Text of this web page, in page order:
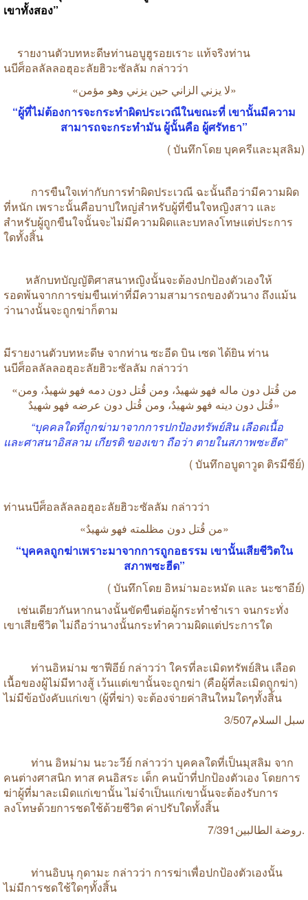
เขาทั้งสอง”
รายงานตัวบทหะดีษท่านอบูฮูรอยเราะ แท้จริงท่าน
นบีศ็อลลัลลอฮุอะลัยฮิวะซัลลัม กล่าวว่า
«
لا يزني الزاني حين يزني وهو مؤمن
»
“ผู้ที่ไม่ต้องการจะกระทำผิดประเวณีในขณะที่ เขานั้นมีความ
สามารถจะกระทำมัน ผู้นั้นคือ ผู้ศรัทธา”
(บันทึกโดย บุคครีและมุสลิม)
การขืนใจเท่ากับการทำผิดประเวณี ฉะนั้นถือว่ามีความผิด
ที่หนัก เพราะนั้นคือบาปใหญ่สำหรับผู้ที่ขืนใจหญิงสาว และ
สำหรับผู้ถูกขืนใจนั้นจะไม่มีความผิดและบทลงโทษแต่ประการ
ใดทั้งสิ้น
หลักบทบัญญัติศาสนาหญิงนั้นจะต้องปกป้องตัวเองให้
รอดพ้นจากการข่มขืนเท่าที่มีความสามารถของตัวนาง ถึงแม้น
ว่านางนั้นจะถูกฆ่าก็ตาม
มีรายงานตัวบทหะดีษ จากท่านซะอีดบิน เซดได้ยินท่าน
นบีศ็อลลัลลอฮุอะลัยฮิวะซัลลัม กล่าวว่า
«
من قُتل دون ماله فهو شهيدٌ، ومن قُتل دون دمه فهو شهيدٌ، ومن
قُتل دون دينه فهو شهيدٌ، ومن قُتل دون عرضه فهو شهيدٌ
»
“บุคคลใดที่ถูกฆ่ามาจากการปกป้องทรัพย์สิน เลือดเนื้อ
และศาสนาอิสลาม เกียรติ ของเขา ถือว่า ตายในสภาพซะฮีด”
(บันทึกอบูดาวูด ติรมีซีย์)
ท่านนบีศ็อลลัลลอฮุอะลัยฮิวะซัลลัม กล่าวว่า
«
من قُتل دون مظلمته فهو شهيدٌ
»
“บุคคลถูกฆ่าเพราะมาจากการถูกอธรรม เขานั้นเสียชีวิตใน
สภาพซะฮีด”
(บันทึกโดย อิหม่ามอะหมัด และ นะซาอีย์)
เช่นเดียวกันหากนางนั้นขัดขืนต่อผู้กระทำชำเรา จนกระทั่ง
เขาเสียชีวิตไม่ถือว่านางนั้นกระทำความผิดแต่ประการใด
ท่านอิหม่าม ซาฟีอีย์ กล่าวว่า ใครที่ละเมิดทรัพย์สิน เลือด
เนื้อของผู้ไม่มีทางสู้ เว้นแต่เขานั้นจะถูกฆ่า (คือผู้ที่ละเมิดถูกฆ่า)
ไม่มีข้อบังคับแก่เขา (ผู้ที่ฆ่า) จะต้องจ่ายค่าสินใหมใดๆทั้งสิ้น
سبل السلام3/507
ท่าน อิหม่าม นะวะวีย์ กล่าวว่า บุคคลใดที่เป็นมุสลิม จาก
คนต่างศาสนิก ทาส คนอิสระ เด็ก คนบ้าที่ปกป้องตัวเอง โดยการ
ฆ่าผู้ที่มาละเมิดแก่เขานั้นไม่จำเป็นแก่เขานั้นจะต้องรับการ
ลงโทษด้วยการชดใช้ด้วยชีวิต ค่าปรับใดทั้งสิ้น
روضة الطالبين 7/391.
ท่านอิบนุ กุดามะ กล่าวว่า การฆ่าเพื่อปกป้องตัวเองนั้น
ไม่มีการชดใช้ใดๆทั้งสิ้น